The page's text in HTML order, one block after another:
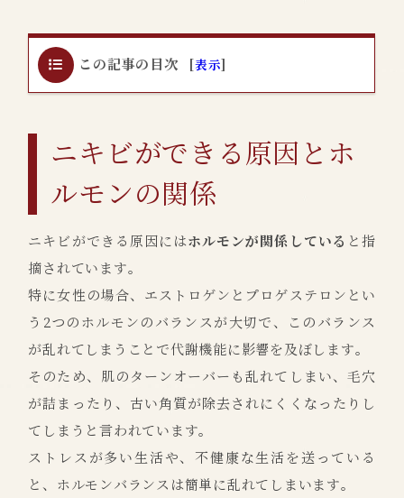
この記事の目次 表示
ニキビができる原因とホ
ルモンの関係
ニキビができる原因にはホルモンが関係している と指
摘されています。
特に女性の場合、エストロゲンとプロゲステロンとい
う2つのホルモンのバランスが大切で、このバランス
が乱れてしまうことで代謝機能に影響を及ぼします。
そのため、肌のターンオーバーも乱れてしまい、毛穴
が詰まったり、古い角質が除去されにくくなったりし
てしまうと言われています。
ストレスが多い生活や、不健康な生活を送っている
と、ホルモンバランスは簡単に乱れてしまいます。